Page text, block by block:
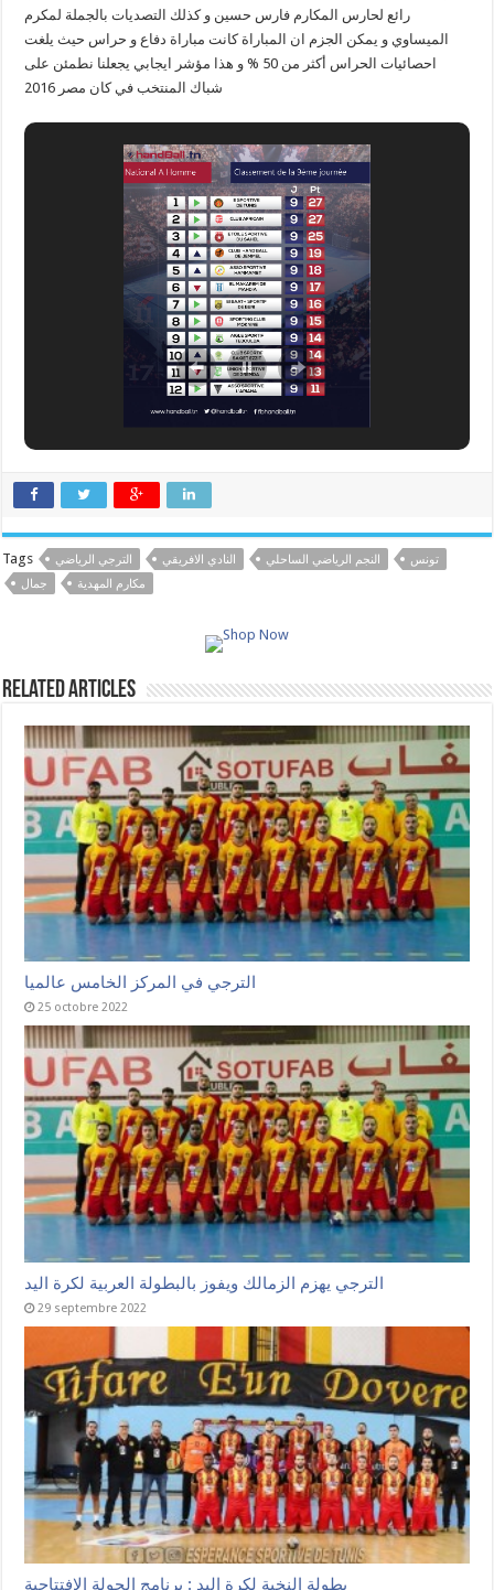
رائع لحارس المكارم فارس حسين و كذلك التصديات بالجملة لمكرم
الميساوي و يمكن الجزم ان المباراة كانت مباراة دفاع و حراس حيث يلغت
احصائيات الحراس أكثر من 50 % و هذا مؤشر ايجابي يجعلنا نطمئن على
شباك المنتخب في كان مصر 2016
Tags الترجي الرياضي النادي الافريقي النجم الرياضي الساحلي
تونس
جمال
مكارم المهدية
Related Articles
الترجي في المركز الخامس عالميا
25 octobre 2022
الترجي يهزم الزمالك ويفوز بالبطولة العربية لكرة اليد
29 septembre 2022
بطولة النخبة لكرة اليد : برنامج الجولة الافتتاحية